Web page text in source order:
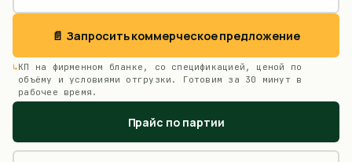
📄 Запросить коммерческое предложение
КП на фирменном бланке, со спецификацией, ценой по
объёму и условиями отгрузки. Готовим за 30 минут в
рабочее время.
Прайс по партии